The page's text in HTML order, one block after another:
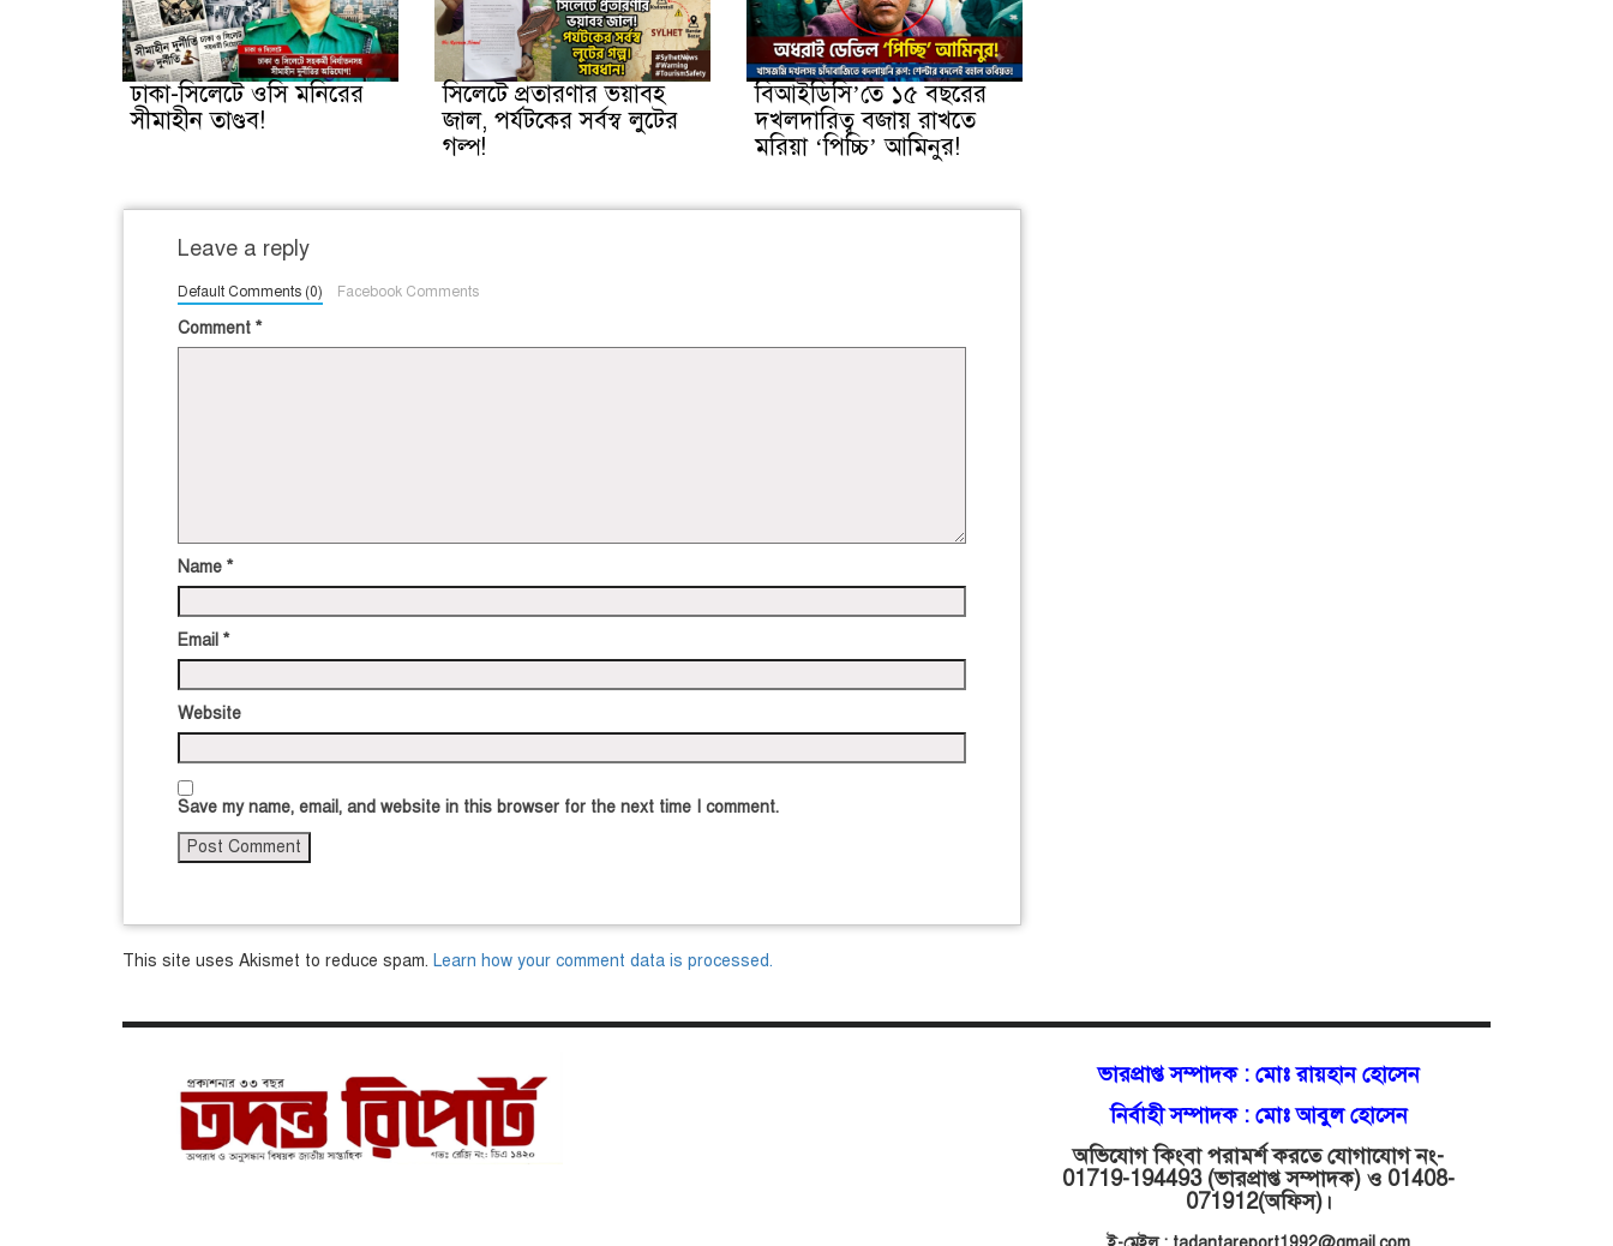
ঢাকা-সিলেটে ওসি মনিরের
সীমাহীন তাণ্ডব!
সিলেটে প্রতারণার ভয়াবহ
জাল, পর্যটকের সর্বস্ব লুটের
গল্প!
বিআইডিসি’তে ১৫ বছরের
দখলদারিত্ব বজায় রাখতে
মরিয়া ‘পিচ্চি’ আমিনুর!
Leave a reply
Default Comments (0) Facebook Comments
Comment *
Name *
Email *
Website
Save my name, email, and website in this browser for the next time I comment.
This site uses Akismet to reduce spam. Learn how your comment data is processed.
ভারপ্রাপ্ত সম্পাদক : মোঃ রায়হান হোসেন
নির্বাহী সম্পাদক : মোঃ আবুল হোসেন
অভিযোগ কিংবা পরামর্শ করতে যোগাযোগ নং-
01719-194493 (ভারপ্রাপ্ত সম্পাদক) ও 01408-
071912(অফিস)।